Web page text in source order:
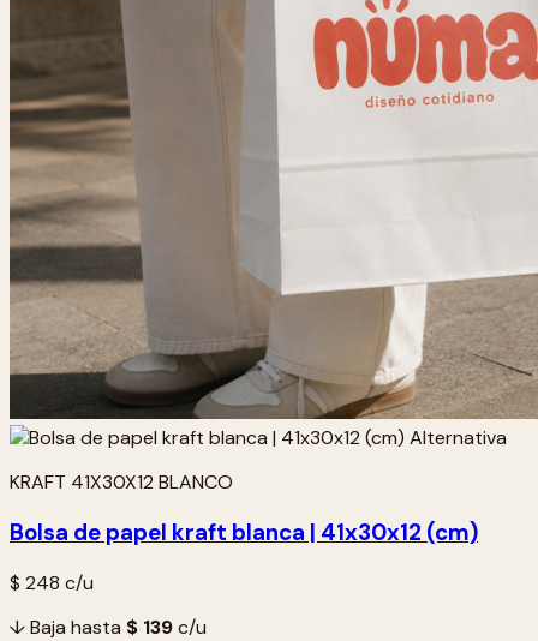
KRAFT 41X30X12 BLANCO
Bolsa de papel kraft blanca | 41x30x12 (cm)
$ 248 c/u
↓ Baja hasta $ 139c/u